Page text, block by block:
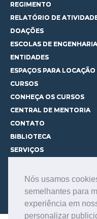
Nós usamos
semelhantes para
experiência em
personalizar
REGIMENTO
RELATÓRIO DE
DOAÇÕES
ESCOLAS DE ENGENHARIA
ENTIDADES
ESPAÇOS PARA LOCAÇÃO
CURSOS
CONHEÇA OS CURSOS
CENTRAL DE MENTORIA
CONTATO
BIBLIOTECA
SERVIÇOS
INFORMAÇÕES GERAIS
LINKS DE INTERESSE
FALE COM O